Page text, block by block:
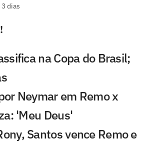
3 dias
na Copa do Brasil;
Neymar em Remo x
'Meu Deus'
Santos vence Remo e